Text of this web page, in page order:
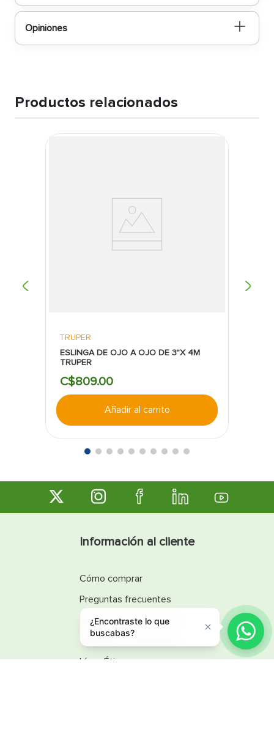
¿Encontraste lo que
buscabas?
Opiniones
Productos relacionados
TRUPER
ESLINGA DE OJO A OJO DE 3"X 4M
TRUPER
C$809.00
Añadir al carrito
Información al cliente
Cómo comprar
Preguntas frecuentes
Sugerencias y reclamos
Términos y condiciones
Línea Ética